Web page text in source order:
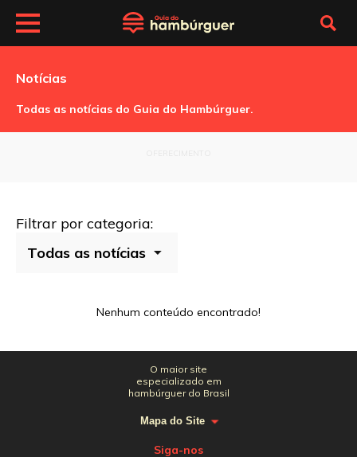
Notícias
Todas as notícias do Guia do Hambúrguer.
Filtrar por categoria:
Nenhum conteúdo encontrado!
O maior site
especializado em
hambúrguer do Brasil
Mapa do Site
Siga-nos